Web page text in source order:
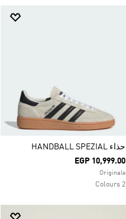
حذاء HANDBALL SPEZIAL
EGP 10,999.00
Originals
2 Colours